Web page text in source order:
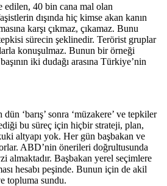
edilen, 40 bin cana mal olan
dışında hiç kimse akan kanın
karşı çıkmaz, çıkamaz. Bunu
sürecin şeklinedir. Terörist gruplar
konuşulmaz. Bunun bir örneği
iki dudağı arasına Türkiye’nin
‘barış’ sonra ‘müzakere’ ve tepkiler
bu süreç için hiçbir strateji, plan,
altyapı yok. Her gün başbakan ve
ABD’nin önerileri doğrultusunda
almaktadır. Başbakan yerel seçimlere
hesabı peşinde. Bunun için de akil
topluma sundu.